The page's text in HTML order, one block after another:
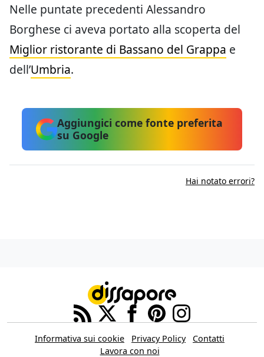
Nelle puntate precedenti Alessandro
Borghese ci aveva portato alla scoperta del
Miglior ristorante di Bassano del Grappa e
dell’Umbria.
Aggiungici come fonte preferita
su Google
Hai notato errori?
Informativa sui cookie Privacy Policy
Contatti
Lavora con noi